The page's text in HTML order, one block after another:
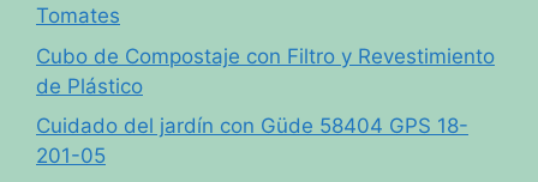
Tomates
Cubo de Compostaje con Filtro y Revestimiento
de Plástico
Cuidado del jardín con Güde 58404 GPS 18-
201-05